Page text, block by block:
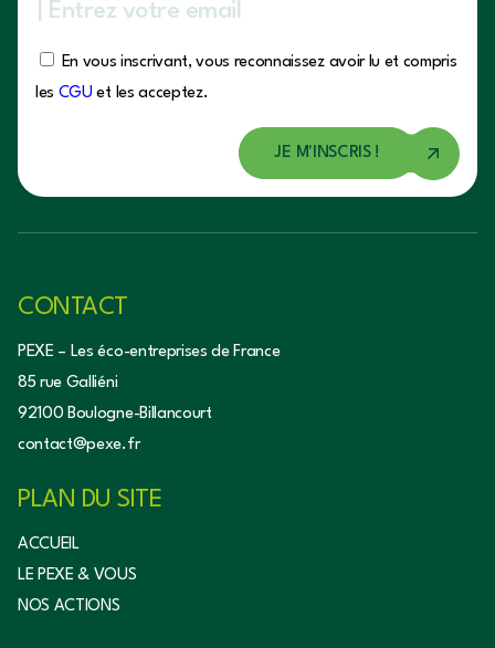
En vous inscrivant, vous reconnaissez avoir lu et compris
les CGU et les acceptez.
CONTACT
PEXE – Les éco-entreprises de France
85 rue Galliéni
92100 Boulogne-Billancourt
contact@pexe.fr
PLAN DU SITE
ACCUEIL
LE PEXE & VOUS
NOS ACTIONS